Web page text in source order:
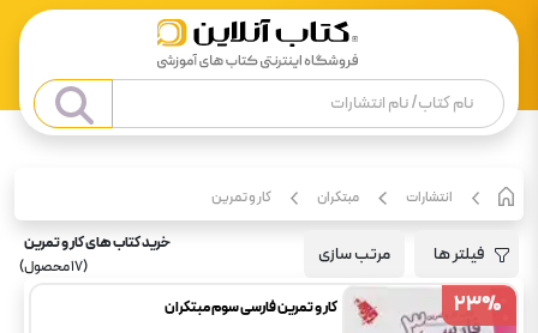
انتشارات مبتکران کار و تمرین
فیلتر ها مرتب سازی
خرید کتاب های کار و تمرین
(
17محصول)
کار و تمرین فارسی سوم مبتکران
23%
23%